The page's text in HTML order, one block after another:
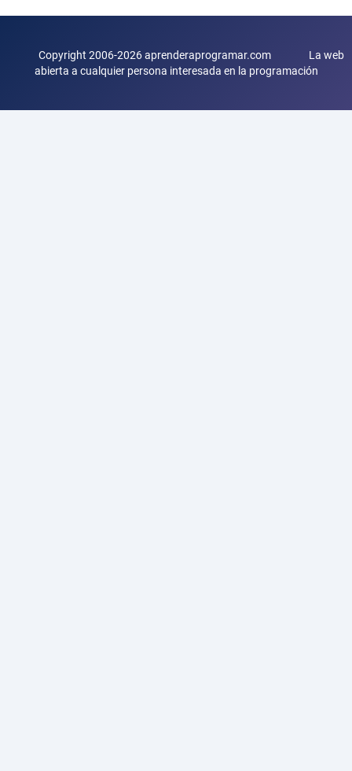
Copyright 2006-2026 aprenderaprogramar.com La web
abierta a cualquier persona interesada en la programación